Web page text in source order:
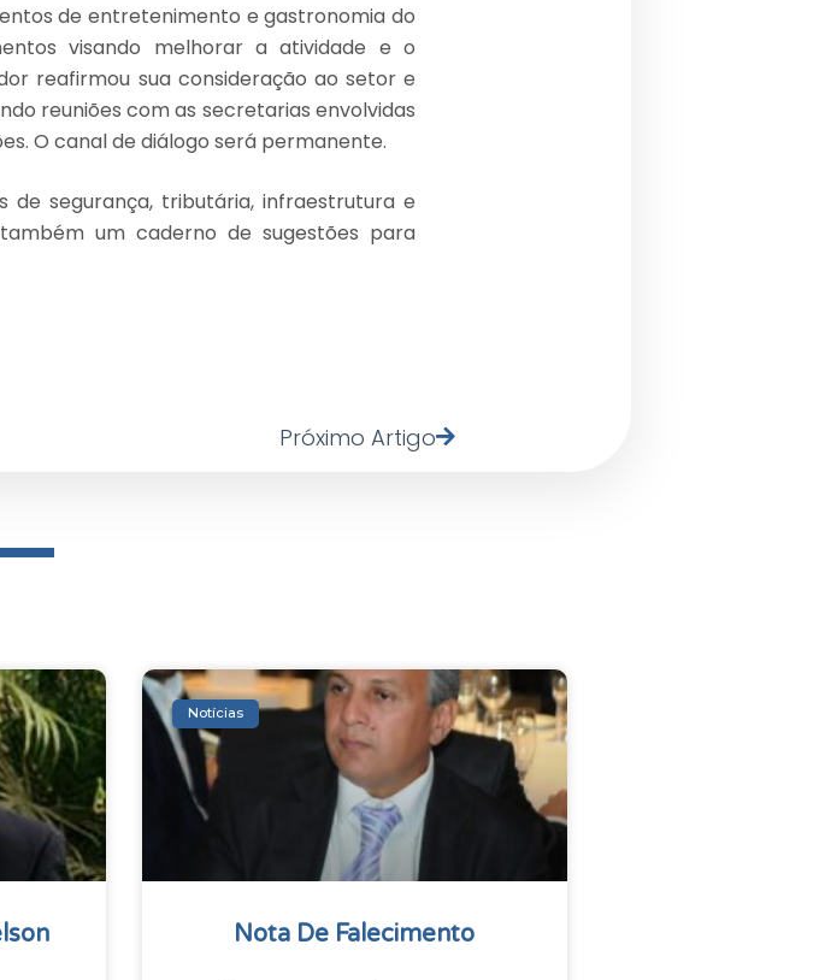
de entretenimento e gastronomia do
visando melhorar a atividade e o
reafirmou sua consideração ao setor e
reuniões com as secretarias envolvidas
O canal de diálogo será permanente.
de segurança, tributária, infraestrutura e
um caderno de sugestões para
Próximo Artigo
Notícias
Nota De Falecimento